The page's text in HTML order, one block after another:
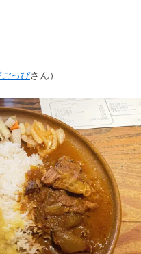
っぴさん）